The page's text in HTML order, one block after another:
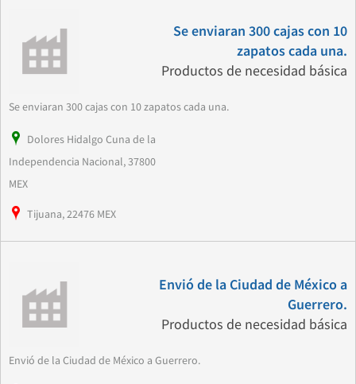
Se enviaran 300 cajas con 10
zapatos cada una.
Productos de necesidad básica
Se enviaran 300 cajas con 10 zapatos cada una.
Dolores Hidalgo Cuna de la
Independencia Nacional, 37800
MEX
Tijuana, 22476 MEX
Envió de la Ciudad de México a
Guerrero.
Productos de necesidad básica
Envió de la Ciudad de México a Guerrero.